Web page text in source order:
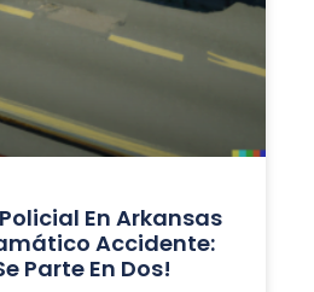
En Arkansas
Accidente:
Parte En Dos!